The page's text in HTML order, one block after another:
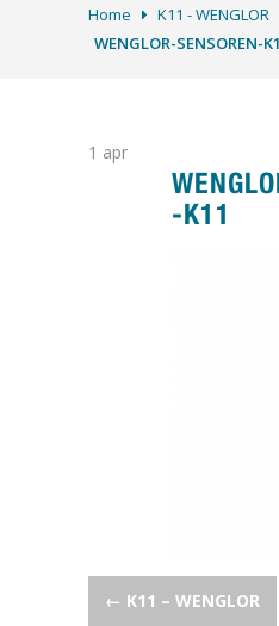
Home
K11 - WENGLOR
WENGLOR-SENSOREN-
1 apr
-K11
POST
← K11 – WENGLOR